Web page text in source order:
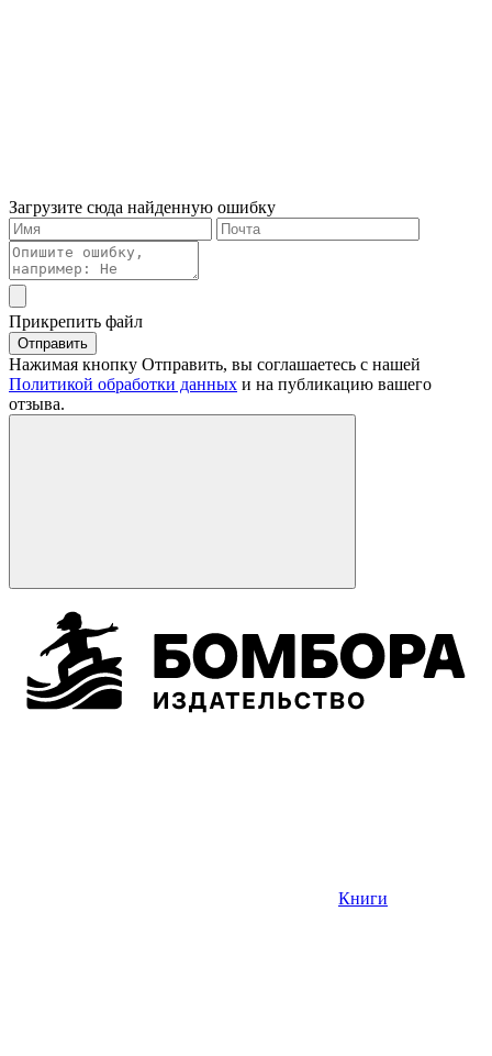
Загрузите сюда найденную ошибку
Прикрепить файл
Отправить
Нажимая кнопку Отправить, вы соглашаетесь с нашей
Политикой обработки данных и на публикацию вашего
отзыва.
Книги